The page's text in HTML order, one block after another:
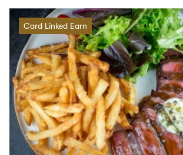
Card Linked Earn